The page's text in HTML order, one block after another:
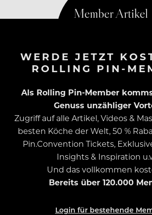
WERDE JETZT
ROLLING PIN-
Als Rolling Pin-Member
Genuss unzähliger
Zugriff auf alle Artikel, Videos &
besten Köche der Welt, 50 %
Pin.Convention Tickets,
Insights & Inspiration
Und das vollkommen
Bereits über 120.000
Login für bestehende